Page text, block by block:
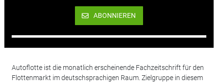
ABONNIEREN
Autoflotte ist die monatlich erscheinende Fachzeitschrift für den
Flottenmarkt im deutschsprachigen Raum. Zielgruppe in diesem